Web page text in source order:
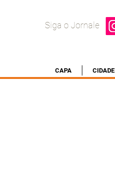
Siga o Jornale
CAPA CIDADE